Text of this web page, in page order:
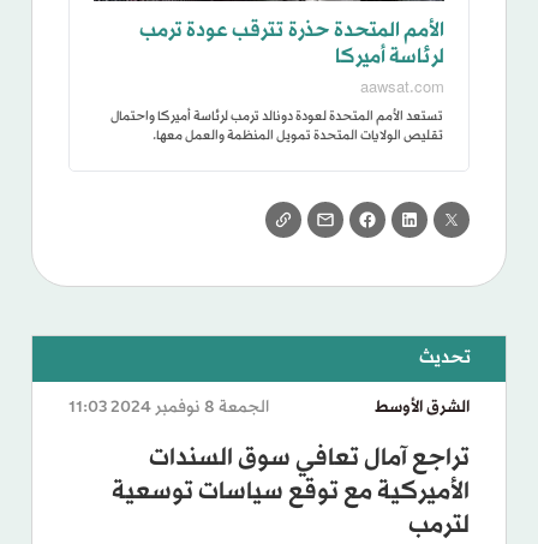
الأمم المتحدة حذرة تترقب عودة ترمب
لرئاسة أميركا
aawsat.com
تستعد الأمم المتحدة لعودة دونالد ترمب لرئاسة أميركا واحتمال
تقليص الولايات المتحدة تمويل المنظمة والعمل معها.
الجمعة 8 نوفمبر 2024 11:03 الشرق الأوسط
تراجع آمال تعافي سوق السندات
الأميركية مع توقع سياسات توسعية
لترمب